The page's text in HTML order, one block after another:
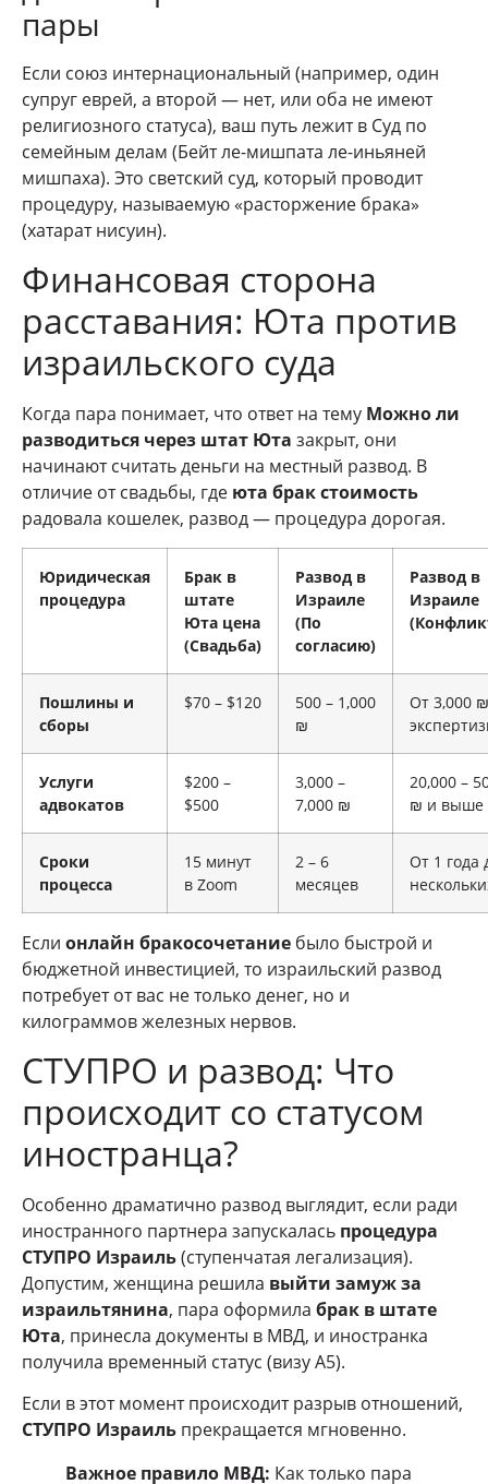
пары
Если союз интернациональный (например, один
супруг еврей, а второй — нет, или оба не имеют
религиозного статуса), ваш путь лежит в Суд по
семейным делам (Бейт ле-мишпата ле-иньяней
мишпаха). Это светский суд, который проводит
процедуру, называемую «расторжение брака»
(хатарат нисуин).
Финансовая сторона
расставания: Юта против
израильского суда
Когда пара понимает, что ответ на тему Можно ли
разводиться через штат Юта закрыт, они
начинают считать деньги на местный развод. В
отличие от свадьбы, где юта брак стоимость
радовала кошелек, развод — процедура дорогая.
Юридическая
процедура
Брак в
штате
Юта цена
(Свадьба)
Развод в
Израиле
(По
согласию)
Развод в
Израиле
Пошлины и
сборы
$70 – $120
500 – 1,000
₪
От 3,000
Услуги
адвокатов
$200 –
$500
3,000 –
7,000 ₪
20,000 –
₪ и выше
Сроки
процесса
15 минут
в Zoom
2 – 6
месяцев
От 1 года
Если онлайн бракосочетание было быстрой и
бюджетной инвестицией, то израильский развод
потребует от вас не только денег, но и
килограммов железных нервов.
СТУПРО и развод: Что
происходит со статусом
иностранца?
Особенно драматично развод выглядит, если ради
иностранного партнера запускалась процедура
СТУПРО Израиль(ступенчатая легализация).
Допустим, женщина решила выйти замуж за
израильтянина, пара оформила брак в штате
Юта, принесла документы в МВД, и иностранка
получила временный статус (визу А5).
Если в этот момент происходит разрыв отношений,
СТУПРО Израиль прекращается мгновенно.
Важное правило МВД: Как только пара